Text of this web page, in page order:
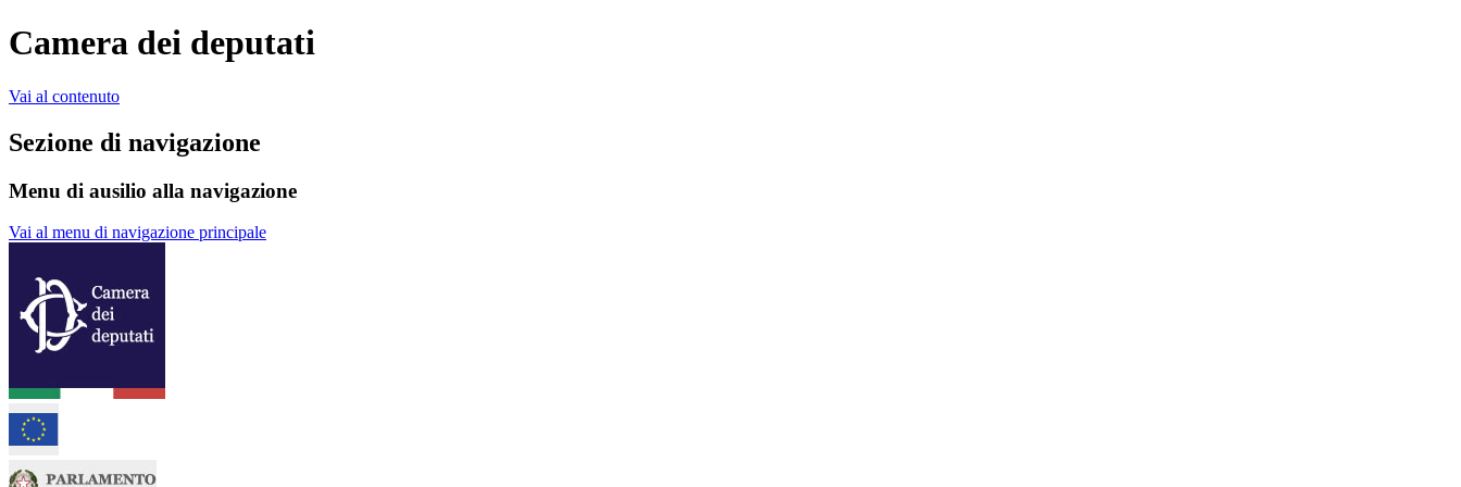
Camera dei deputati
Vai al contenuto
Sezione di navigazione
Menu di ausilio alla navigazione
Vai al menu di navigazione principale